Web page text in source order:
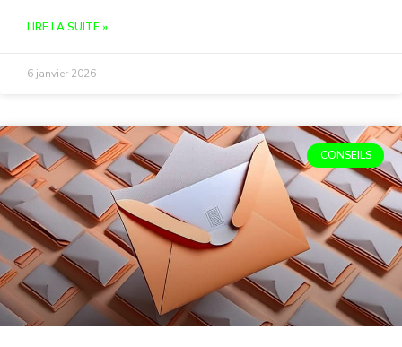
LIRE LA SUITE »
6 janvier 2026
CONSEILS